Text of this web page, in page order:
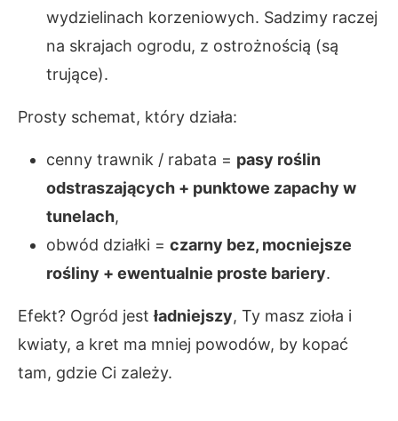
wydzielinach korzeniowych. Sadzimy raczej
na skrajach ogrodu, z ostrożnością (są
trujące).
Prosty schemat, który działa:
cenny trawnik / rabata = pasy roślin
odstraszających + punktowe zapachy w
tunelach,
obwód działki = czarny bez, mocniejsze
rośliny + ewentualnie proste bariery.
Efekt? Ogród jestładniejszy, Ty masz zioła i
kwiaty, a kret ma mniej powodów, by kopać
tam, gdzie Ci zależy.